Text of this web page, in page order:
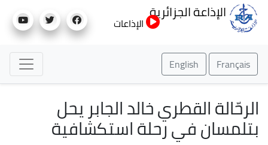
إلى
الإذاعة الجزائرية
الإذاعات
Français
English
الرحّالة القطري خالد الجابر يحل
بتلمسان في رحلة استكشافية